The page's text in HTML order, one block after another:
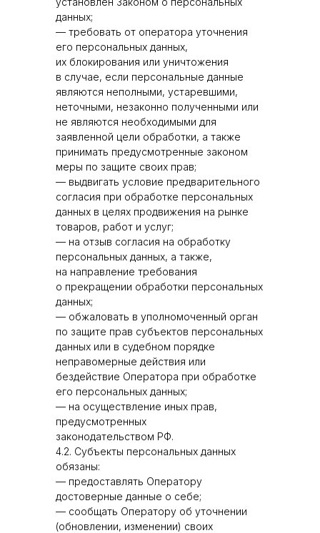
данных;
— требовать от оператора уточнения
его персональных данных,
их блокирования или уничтожения
в случае, если персональные данные
являются неполными, устаревшими,
неточными, незаконно полученными или
не являются необходимыми для
заявленной цели обработки, а также
принимать предусмотренные законом
меры по защите своих прав;
— выдвигать условие предварительного
согласия при обработке персональных
данных в целях продвижения на рынке
товаров, работ и услуг;
— на отзыв согласия на обработку
персональных данных, а также,
на направление требования
о прекращении обработки персональных
данных;
— обжаловать в уполномоченный орган
по защите прав субъектов персональных
данных или в судебном порядке
неправомерные действия или
бездействие Оператора при обработке
его персональных данных;
— на осуществление иных прав,
предусмотренных
законодательством РФ.
4.2. Субъекты персональных данных
обязаны:
— предоставлять Оператору
достоверные данные о себе;
— сообщать Оператору об уточнении
(обновлении, изменении) своих